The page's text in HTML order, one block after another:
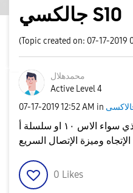
جالكسي S10
(Topic created on: 07-17-2019
محمدهلال
Active Level 4
‎07-17-201912:52 AM in
الي مشترين اصدارات السنه ذي سواء الاس ١٠ او سلسلة أ
وميزة الإتصال السريع
0 Likes